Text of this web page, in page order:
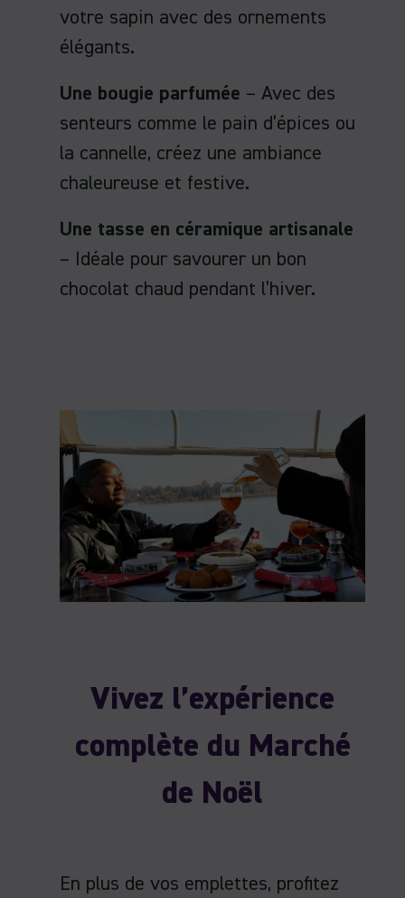
votre sapin avec des ornements
élégants.
Une bougie parfumée – Avec des
senteurs comme le pain d’épices ou
la cannelle, créez une ambiance
chaleureuse et festive.
Une tasse en céramique artisanale
– Idéale pour savourer un bon
chocolat chaud pendant l’hiver.
Vivez l’expérience
complète du Marché
de Noël
En plus de vos emplettes, profitez